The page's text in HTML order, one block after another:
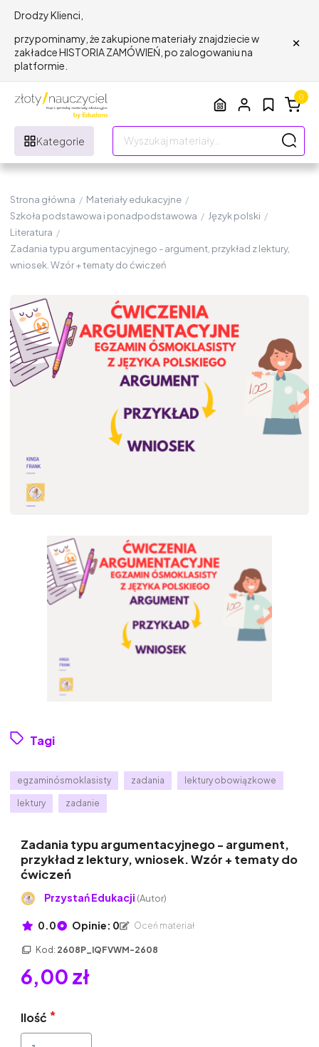
Drodzy Klienci,
przypominamy, że zakupione materiały znajdziecie w
zakładce HISTORIA ZAMÓWIEŃ, po zalogowaniu na
platformie.
×
Kategorie
0
Strona główna / Materiały edukacyjne /
Szkoła podstawowa i ponadpodstawowa / Język polski /
Literatura /
Zadania typu argumentacyjnego - argument, przykład z lektury,
wniosek. Wzór + tematy do ćwiczeń
Tagi
egzaminósmoklasisty zadania lektury obowiązkowe
lektury zadanie
Zadania typu argumentacyjnego - argument,
przykład z lektury, wniosek. Wzór + tematy do
ćwiczeń
Przystań Edukacji (Autor)
0.0 Opinie: 0 Oceń materiał
Kod: 2608P_IQFVWM-2608
6,00 zł
Ilość